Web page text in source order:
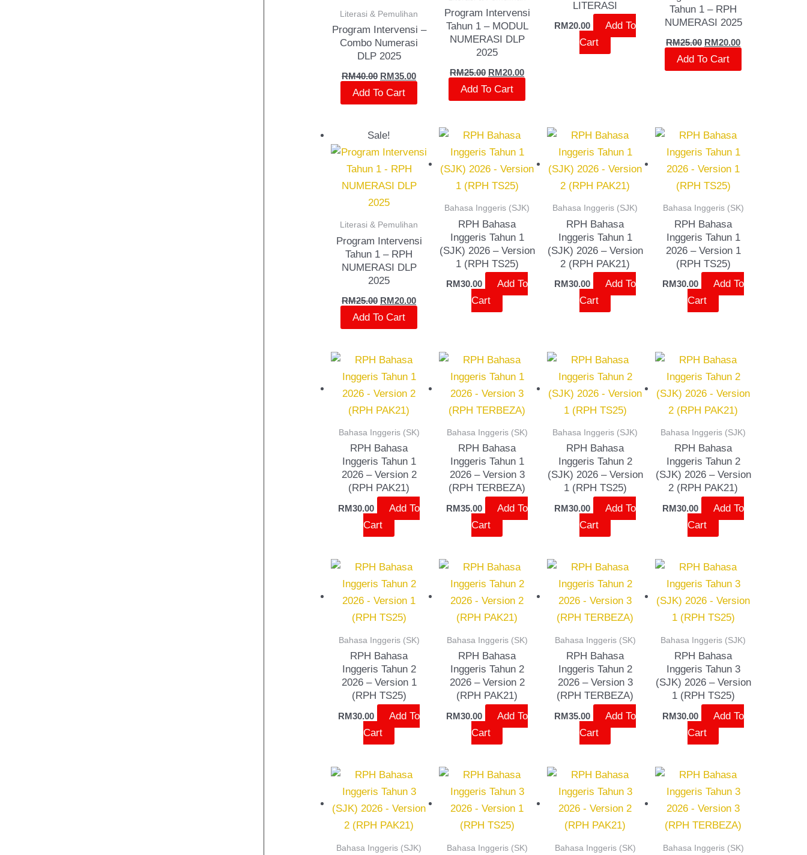
Literasi & Pemulihan
Program Intervensi –
Combo Numerasi
DLP 2025
RM40.00 RM35.00
Add To Cart
Program Intervensi
Tahun 1 – MODUL
NUMERASI DLP
2025
RM25.00 RM20.00
Add To Cart
LITERASI
RM20.00
Add To
Cart
Tahun 1 – RPH
NUMERASI 2025
RM25.00 RM20.00
Add To Cart
Sale!
Literasi & Pemulihan
Program Intervensi
Tahun 1 – RPH
NUMERASI DLP
2025
RM25.00
Original
was:
RM25.00.
RM20.00
Current
is:
RM20.00.
Add To Cart
Bahasa Inggeris (SJK)
RPH Bahasa
Inggeris Tahun 1
(SJK) 2026 – Version
1 (RPH TS25)
RM30.00
Add To
Cart
Bahasa Inggeris (SJK)
RPH Bahasa
Inggeris Tahun 1
(SJK) 2026 – Version
2 (RPH PAK21)
RM30.00
Add To
Cart
Bahasa Inggeris (SK)
RPH Bahasa
Inggeris Tahun 1
2026 – Version 1
(RPH TS25)
RM30.00
Add To
Cart
Bahasa Inggeris (SK)
RPH Bahasa
Inggeris Tahun 1
2026 – Version 2
(RPH PAK21)
RM30.00
Add To
Cart
Bahasa Inggeris (SK)
RPH Bahasa
Inggeris Tahun 1
2026 – Version 3
(RPH TERBEZA)
RM35.00
Add To
Cart
Bahasa Inggeris (SJK)
RPH Bahasa
Inggeris Tahun 2
(SJK) 2026 – Version
1 (RPH TS25)
RM30.00
Add To
Cart
Bahasa Inggeris (SJK)
RPH Bahasa
Inggeris Tahun 2
(SJK) 2026 – Version
2 (RPH PAK21)
RM30.00
Add To
Cart
Bahasa Inggeris (SK)
RPH Bahasa
Inggeris Tahun 2
2026 – Version 1
(RPH TS25)
RM30.00
Add To
Cart
Bahasa Inggeris (SK)
RPH Bahasa
Inggeris Tahun 2
2026 – Version 2
(RPH PAK21)
RM30.00
Add To
Cart
Bahasa Inggeris (SK)
RPH Bahasa
Inggeris Tahun 2
2026 – Version 3
(RPH TERBEZA)
RM35.00
Add To
Cart
Bahasa Inggeris (SJK)
RPH Bahasa
Inggeris Tahun 3
(SJK) 2026 – Version
1 (RPH TS25)
RM30.00
Add To
Cart
Bahasa Inggeris (SJK) Bahasa Inggeris (SK) Bahasa Inggeris (SK) Bahasa Inggeris (SK)